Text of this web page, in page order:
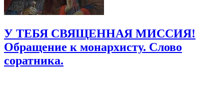
У ТЕБЯ СВЯЩЕННАЯ МИССИЯ!
Обращение к монархисту. Слово
соратника.